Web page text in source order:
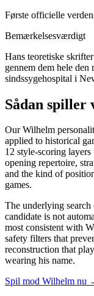
Første officielle
Bemærkelsesværdigt
Hans teoretiske
gennem dem hele den
sindssygehospital i
Sådan spiller
Our Wilhelm
applied to historical
12 style-scoring
opening repertoire,
and the kind of
games.
The underlying
candidate is not
most consistent with
safety filters that
reconstruction that
wearing his name.
Spil mod Wilhelm nu